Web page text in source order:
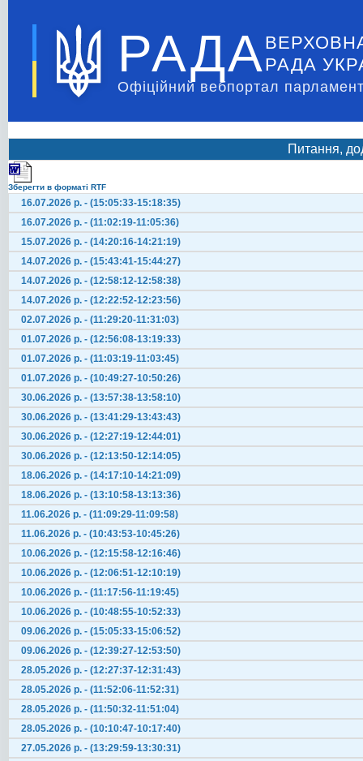
РАДА РАДА
Офіційний вебпортал
Питання,
Зберегти в форматі RTF
16.07.2026 р. - (15:05:33-15:18:35)
16.07.2026 р. - (11:02:19-11:05:36)
15.07.2026 р. - (14:20:16-14:21:19)
14.07.2026 р. - (15:43:41-15:44:27)
14.07.2026 р. - (12:58:12-12:58:38)
14.07.2026 р. - (12:22:52-12:23:56)
02.07.2026 р. - (11:29:20-11:31:03)
01.07.2026 р. - (12:56:08-13:19:33)
01.07.2026 р. - (11:03:19-11:03:45)
01.07.2026 р. - (10:49:27-10:50:26)
30.06.2026 р. - (13:57:38-13:58:10)
30.06.2026 р. - (13:41:29-13:43:43)
30.06.2026 р. - (12:27:19-12:44:01)
30.06.2026 р. - (12:13:50-12:14:05)
18.06.2026 р. - (14:17:10-14:21:09)
18.06.2026 р. - (13:10:58-13:13:36)
11.06.2026 р. - (11:09:29-11:09:58)
11.06.2026 р. - (10:43:53-10:45:26)
10.06.2026 р. - (12:15:58-12:16:46)
10.06.2026 р. - (12:06:51-12:10:19)
10.06.2026 р. - (11:17:56-11:19:45)
10.06.2026 р. - (10:48:55-10:52:33)
09.06.2026 р. - (15:05:33-15:06:52)
09.06.2026 р. - (12:39:27-12:53:50)
28.05.2026 р. - (12:27:37-12:31:43)
28.05.2026 р. - (11:52:06-11:52:31)
28.05.2026 р. - (11:50:32-11:51:04)
28.05.2026 р. - (10:10:47-10:17:40)
27.05.2026 р. - (13:29:59-13:30:31)